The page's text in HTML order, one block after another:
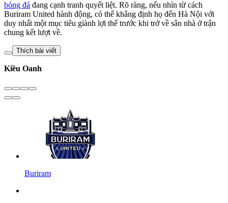
bóng đá đang cạnh tranh quyết liệt. Rõ ràng, nếu nhìn từ cách
Buriram United hành động, có thể khẳng định họ đến Hà Nội với
duy nhất một mục tiêu giành lợi thế trước khi trở về sân nhà ở trận
chung kết lượt về.
Thích bài viết
Kiều Oanh
Buriram